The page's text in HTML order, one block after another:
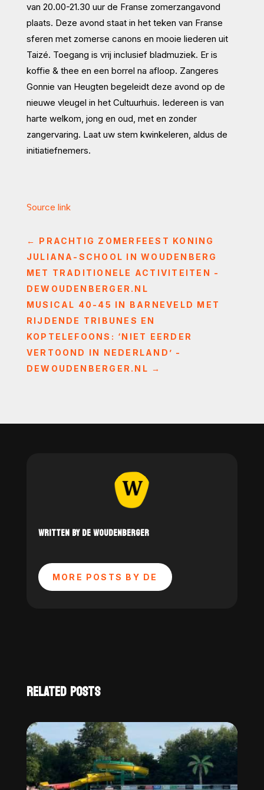
van 20.00-21.30 uur de Franse zomerzangavond
plaats. Deze avond staat in het teken van Franse
sferen met zomerse canons en mooie liederen uit
Taizé. Toegang is vrij inclusief bladmuziek. Er is
koffie & thee en een borrel na afloop. Zangeres
Gonnie van Heugten begeleidt deze avond op de
nieuwe vleugel in het Cultuurhuis. Iedereen is van
harte welkom, jong en oud, met en zonder
zangervaring. Laat uw stem kwinkeleren, aldus de
initiatiefnemers.
Source link
← PRACHTIG ZOMERFEEST KONING
JULIANA-SCHOOL IN WOUDENBERG
MET TRADITIONELE ACTIVITEITEN -
DEWOUDENBERGER.NL
MUSICAL 40-45 IN BARNEVELD MET
RIJDENDE TRIBUNES EN
KOPTELEFOONS: ‘NIET EERDER
VERTOOND IN NEDERLAND’ -
DEWOUDENBERGER.NL →
WRITTEN BY DE WOUDENBERGER
MORE POSTS BY DE
RELATED POSTS